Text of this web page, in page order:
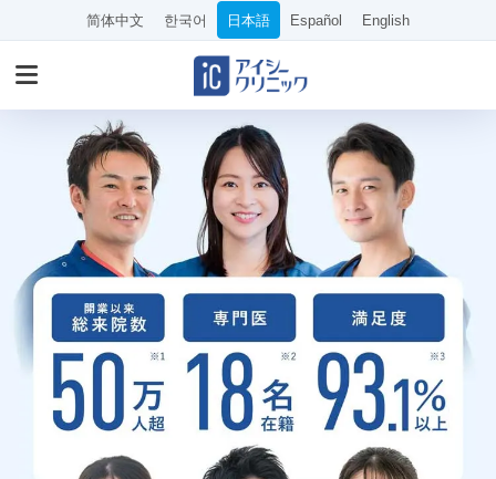
简体中文 한국어 日本語 Español English